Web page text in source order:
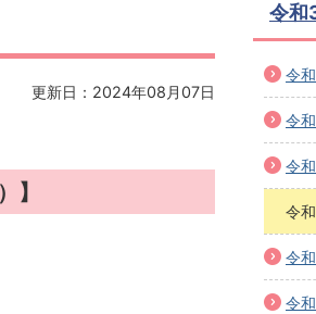
更新日：2024年08月07日
】
令和
令
令
令
令
令
令